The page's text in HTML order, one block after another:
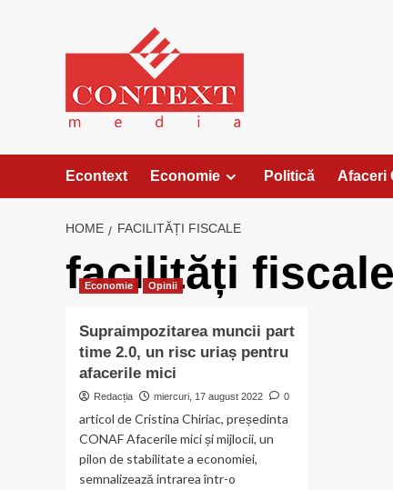
Econtext Economie Politică Afaceri
HOME FACILITĂȚI FISCALE
facilități fiscale
Economie Opinii
Supraimpozitarea muncii part
time 2.0, un risc uriaș pentru
afacerile mici
Redacția miercuri, 17 august 2022 0
articol de Cristina Chiriac, președinta
CONAF Afacerile mici și mijlocii, un
pilon de stabilitate a economiei,
semnalizează intrarea într-o